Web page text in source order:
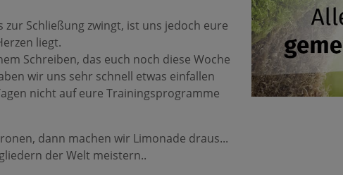
Schließung zwingt, ist uns jedoch eure
liegt.
Schreiben, das euch noch diese Woche
wir uns sehr schnell etwas einfallen
nicht auf eure Trainingsprogramme
dann machen wir Limonade draus...
der Welt meistern..